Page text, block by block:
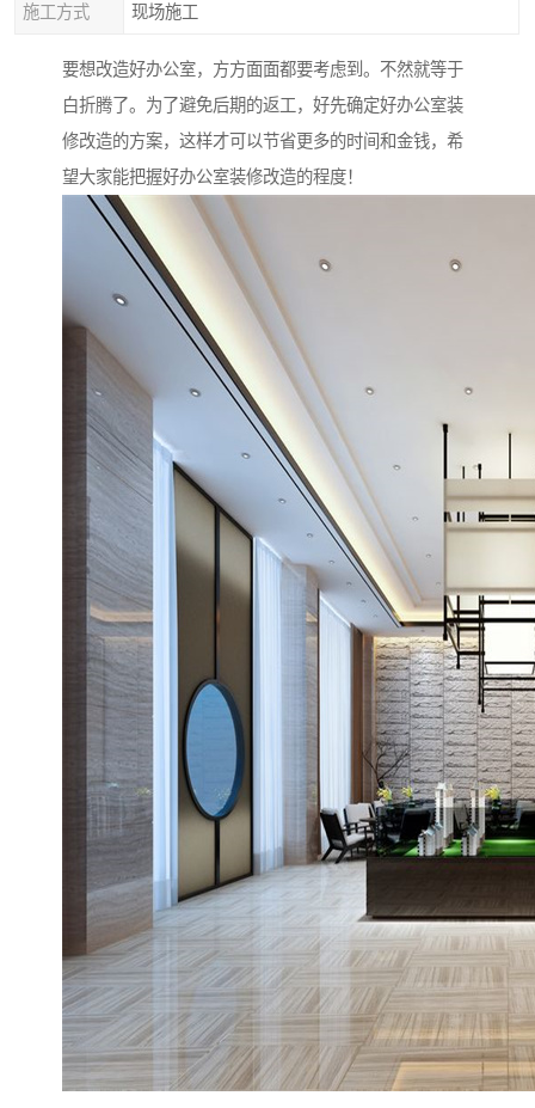
施工方式 现场施工
要想改造好办公室，方方面面都要考虑到。不然就等于
白折腾了。为了避免后期的返工，好先确定好办公室装
修改造的方案，这样才可以节省更多的时间和金钱，希
望大家能把握好办公室装修改造的程度！